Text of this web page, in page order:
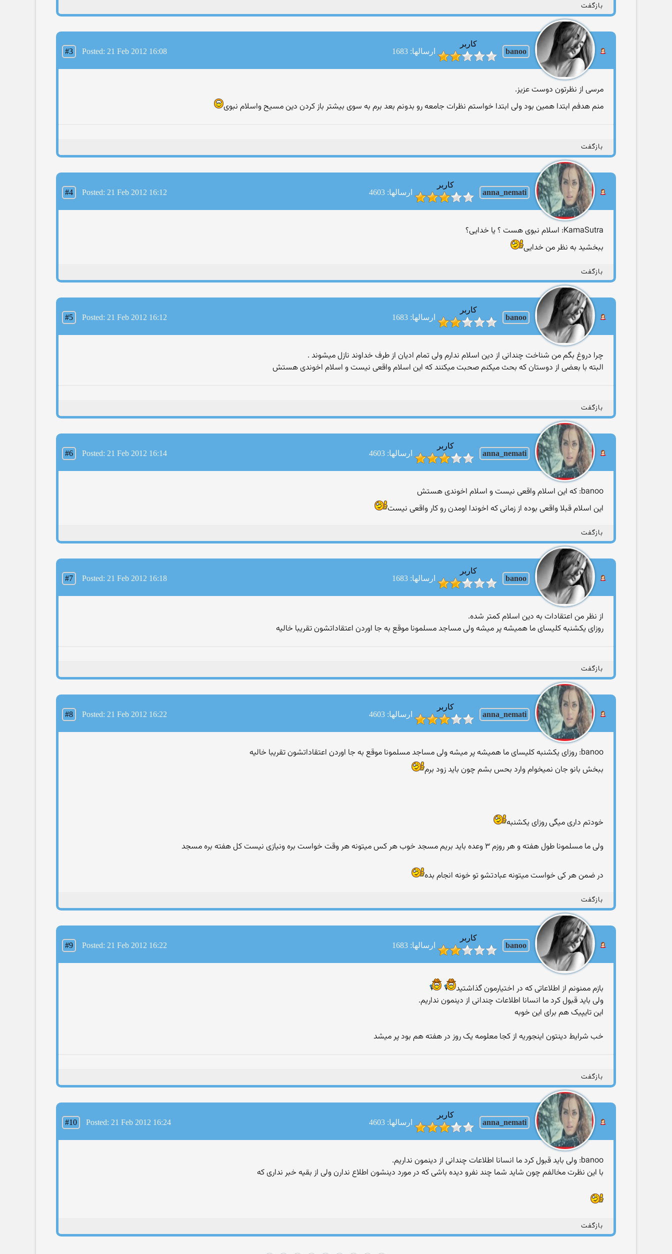
بازگفت
banoo
کاربر
ارسالها: 1683
#3 Posted: 21 Feb 2012 16:08
مرسی از نظرتون دوست عزیز.
منم هدفم ابتدا همین بود ولی ابتدا خواستم نظرات جامعه رو بدونم بعد برم به سوی بیشتر باز کردن دین مسیح واسلام نبوی
بازگفت
anna_nemati
کاربر
ارسالها: 4603
#4 Posted: 21 Feb 2012 16:12
KamaSutra: اسلام نبوی هست ؟ یا خدایی؟
ببخشید به نظر من خدایی
بازگفت
banoo
کاربر
ارسالها: 1683
#5 Posted: 21 Feb 2012 16:12
چرا دروغ بگم من شناخت چندانی از دین اسلام ندارم ولی تمام ادیان از طرف خداوند نازل میشوند .
البته با بعضی از دوستان که بحث میکنم صحبت میکنند که این اسلام واقعی نیست و اسلام اخوندی هستش
بازگفت
anna_nemati
کاربر
ارسالها: 4603
#6 Posted: 21 Feb 2012 16:14
banoo: که این اسلام واقعی نیست و اسلام اخوندی هستش
این اسلام قبلا واقعی بوده از زمانی که اخوندا اومدن رو کار واقعی نیست
بازگفت
banoo
کاربر
ارسالها: 1683
#7 Posted: 21 Feb 2012 16:18
از نظر من اعتقادات به دین اسلام کمتر شده.
روزای یکشنبه کلیسای ما همیشه پر میشه ولی مساجد مسلمونا موقع به جا اوردن اعتقاداتشون تقریبا خالیه
بازگفت
anna_nemati
کاربر
ارسالها: 4603
#8 Posted: 21 Feb 2012 16:22
banoo: روزای یکشنبه کلیسای ما همیشه پر میشه ولی مساجد مسلمونا موقع به جا اوردن اعتقاداتشون تقریبا خالیه
ببخش بانو جان نمیخوام وارد بحس بشم چون باید زود برم
خودتم داری میگی روزای یکشنبه
ولی ما مسلمونا طول هفته و هر روزم ۳ وعده باید بریم مسجد خوب هر کس میتونه هر وقت خواست بره ونیازی نیست کل هفته بره مسجد
در ضمن هر کی خواست میتونه عبادتشو تو خونه انجام بده
بازگفت
banoo
کاربر
ارسالها: 1683
#9 Posted: 21 Feb 2012 16:22
بازم ممنونم از اطلاعاتی که در اختیارمون گذاشتید
ولی باید قبول کرد ما انسانا اطلاعات چندانی از دینمون نداریم.
این تایپیک هم برای این خوبه
خب شرایط دینتون اینجوریه از کجا معلومه یک روز در هفته هم بود پر میشد
بازگفت
anna_nemati
کاربر
ارسالها: 4603
#10 Posted: 21 Feb 2012 16:24
banoo: ولی باید قبول کرد ما انسانا اطلاعات چندانی از دینمون نداریم.
با این نظرت مخالفم چون شاید شما چند نفرو دیده باشی که در مورد دینشون اطلاع ندارن ولی از بقیه خبر نداری که
بازگفت